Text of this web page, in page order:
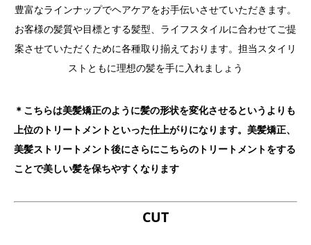
豊富なラインナップでヘアケアをお手伝いさせていただきます。
お客様の髪質や目標とする髪型、ライフスタイルに合わせてご提
案させていただくために各種取り揃えております。担当スタイリ
ストともに理想の髪を手に入れましょう
＊こちらは美髪矯正のように髪の形状を変化させるというよりも
上位のトリートメントといった仕上がりになります。美髪矯正、
美髪ストリートメント後にさらにこちらのトリートメントをする
ことで美しい髪を保ちやすくなります
CUT